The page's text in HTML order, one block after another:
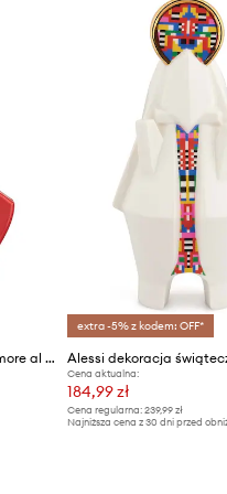
Alessi bombka choinkowa Amore al Cubo
extra -5% z kodem: OFF*
Alessi dekoracja
Cena aktualna:
184,99 zł
Cena regularna:239,99 zł
Najniższa cena z 30 dni przed